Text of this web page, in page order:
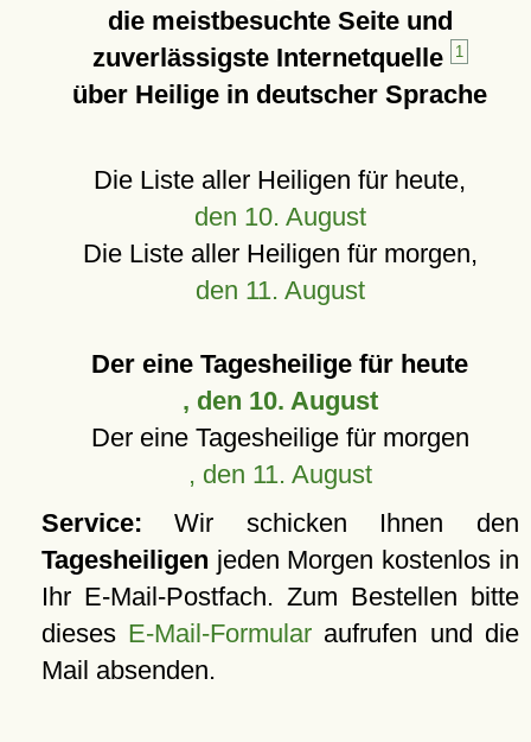
die meistbesuchte Seite und
zuverlässigste Internetquelle
1
über Heilige in deutscher Sprache
Die Liste aller Heiligen für heute,
den 10. August
Die Liste aller Heiligen für morgen,
den 11. August
Der eine Tagesheilige für heute
, den 10. August
Der eine Tagesheilige für morgen
, den 11. August
Service: Wir schicken Ihnen den
Tagesheiligen jeden Morgen kostenlos in
Ihr E-Mail-Postfach. Zum Bestellen bitte
dieses E-Mail-Formular aufrufen und die
Mail absenden.